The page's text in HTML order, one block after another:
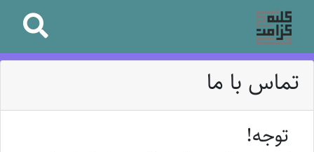
تماس با ما
توجه!